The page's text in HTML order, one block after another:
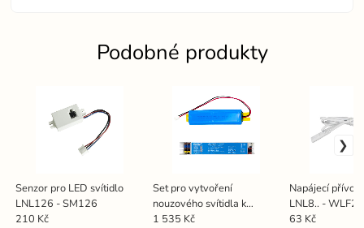
Podobné produkty
Senzor pro LED svítidlo
LNL126 - SM126
210 Kč
Set pro vytvoření
nouzového svítidla k
LNL126 - EK126
1 535 Kč
Napájecí
LNL8.. -
63 Kč